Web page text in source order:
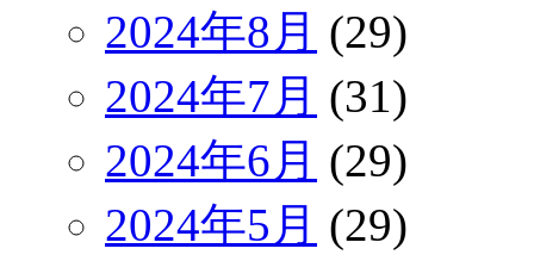
2024年8月 (29)
2024年7月 (31)
2024年6月 (29)
2024年5月 (29)